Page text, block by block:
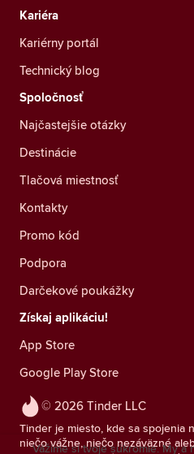
© 2026 Tinder LLC
Tinder je miesto, kde sa spojenia
niečo vážne, niečo nezáväzné
Kariéra
Kariérny portál
Technický blog
Spoločnosť
Najčastejšie otázky
Destinácie
Tlačová miestnosť
Kontakty
Promo kód
Podpora
Darčekové poukážky
Získaj aplikáciu!
App Store
Google Play Store
Vážime si tvoje súkromie. My a